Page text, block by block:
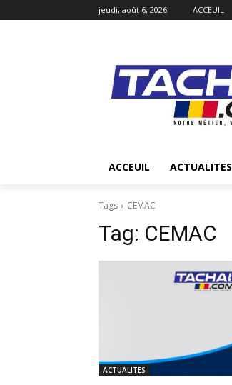
jeudi, août 6, 2026 ACCEUIL
ACCEUIL ACTUALITES
Tags CEMAC
Tag: CEMAC
ACTUALITES